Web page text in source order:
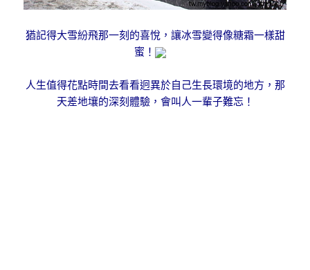
猶記得大雪紛飛那一刻的喜悅，讓冰雪變得像糖霜一樣甜
蜜！
人生值得花點時間去看看迥異於自己生長環境的地方，那
天差地壤的深刻體驗，會叫人一輩子難忘！